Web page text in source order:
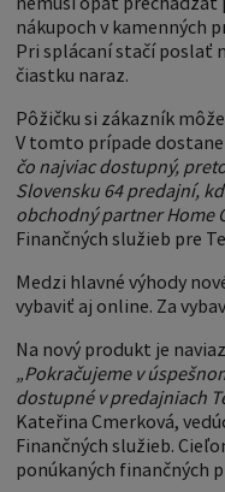
nákupoch v kamenných
Pri splácaní stačí poslať
čiastku naraz.
Pôžičku si zákazník
V tomto prípade dostane
čo najviac dostupný,
Slovensku 64 predajní,
obchodný partner Home
Finančných služieb pre
Medzi hlavné výhody
vybaviť aj online. Za
Na nový produkt je
„Pokračujeme v
dostupné v predajniach
Kateřina Cmerková,
Finančných služieb.
ponúkaných finančných